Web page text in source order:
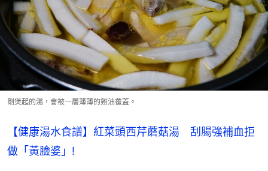
剛煲起的湯，會被一層薄薄的雞油覆蓋。
【健康湯水食譜】紅菜頭西芹蘑菇湯　刮腸強補血拒
做「黃臉婆」!